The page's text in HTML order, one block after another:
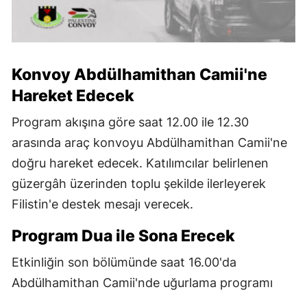
Konvoy Abdülhamithan Camii'ne
Hareket Edecek
Program akışına göre saat 12.00 ile 12.30
arasında araç konvoyu Abdülhamithan Camii'ne
doğru hareket edecek. Katılımcılar belirlenen
güzergâh üzerinden toplu şekilde ilerleyerek
Filistin'e destek mesajı verecek.
Program Dua ile Sona Erecek
Etkinliğin son bölümünde saat 16.00'da
Abdülhamithan Camii'nde uğurlama programı